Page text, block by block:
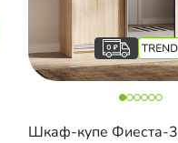
Шкаф-купе Фиеста-3